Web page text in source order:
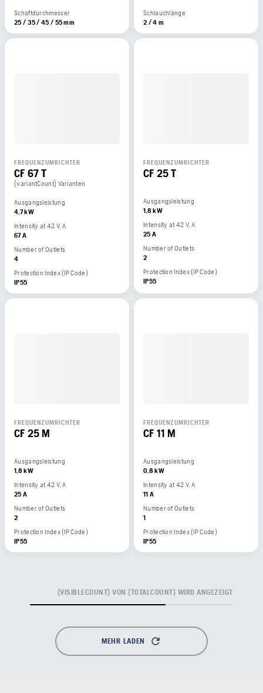
Schaftdurchmesser
25 / 35 / 45 / 55 mm
Schlauchlänge
2 / 4 m
FREQUENZUMRICHTER
CF 67 T
{variantCount} Varianten
Ausgangsleistung
4,7 kW
Intensity at 42 V, A
67 A
Number of Outlets
4
Protection Index (IP Code)
IP55
FREQUENZUMRICHTER
CF 25 T
Ausgangsleistung
1,8 kW
Intensity at 42 V, A
25 A
Number of Outlets
2
Protection Index (IP Code)
IP55
FREQUENZUMRICHTER
CF 25 M
Ausgangsleistung
1,8 kW
Intensity at 42 V, A
25 A
Number of Outlets
2
Protection Index (IP Code)
IP55
FREQUENZUMRICHTER
CF 11 M
Ausgangsleistung
0,8 kW
Intensity at 42 V, A
11 A
Number of Outlets
1
Protection Index (IP Code)
IP55
MEHR LADEN
{VISIBLECOUNT} VON {TOTALCOUNT} WIRD ANGEZEIGT